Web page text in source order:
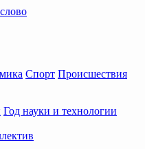
Спорт Происшествия
Год науки и технологии